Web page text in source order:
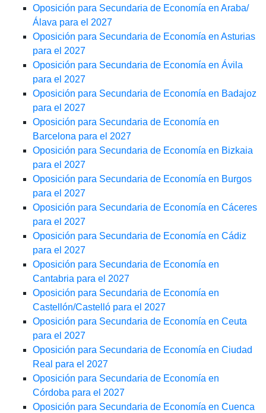
Oposición para Secundaria de Economía en Araba/
Álava para el 2027
Oposición para Secundaria de Economía en Asturias
para el 2027
Oposición para Secundaria de Economía en Ávila
para el 2027
Oposición para Secundaria de Economía en Badajoz
para el 2027
Oposición para Secundaria de Economía en
Barcelona para el 2027
Oposición para Secundaria de Economía en Bizkaia
para el 2027
Oposición para Secundaria de Economía en Burgos
para el 2027
Oposición para Secundaria de Economía en Cáceres
para el 2027
Oposición para Secundaria de Economía en Cádiz
para el 2027
Oposición para Secundaria de Economía en
Cantabria para el 2027
Oposición para Secundaria de Economía en
Castellón/Castelló para el 2027
Oposición para Secundaria de Economía en Ceuta
para el 2027
Oposición para Secundaria de Economía en Ciudad
Real para el 2027
Oposición para Secundaria de Economía en
Córdoba para el 2027
Oposición para Secundaria de Economía en Cuenca